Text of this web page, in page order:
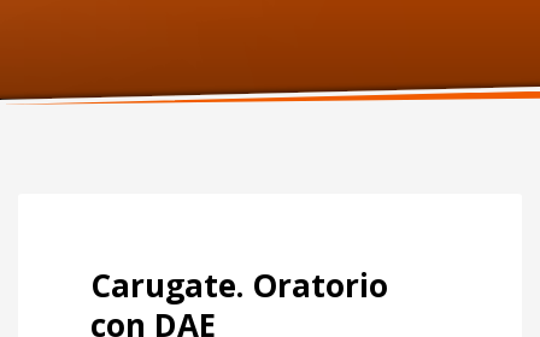
Martedi:9am – 6pm
Carugate. Oratorio
con DAE